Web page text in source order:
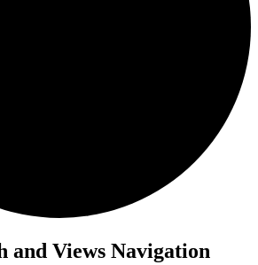
and Views Navigation